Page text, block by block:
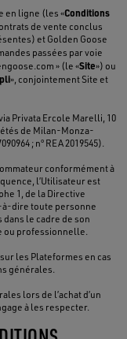
en ligne (les «Conditions
de vente conclus
et Golden Goose
passées par voie
» (le «Site») ou
», conjointement Site et
Privata Ercole Marelli, 10
de Milan-Monza-
; nº REA 2019545).
conformément à
l’Utilisateur est
1, de la Directive
à-dire toute personne
dans le cadre de son
ou professionnelle.
les Plateformes en cas
générales.
lors de l’achat d’un
à les respecter.